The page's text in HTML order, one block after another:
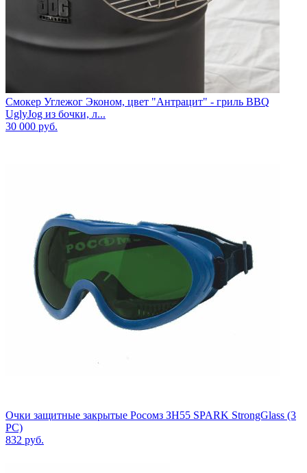
Смокер Углежог Эконом, цвет "Антрацит" - гриль BBQ
UglyJog из бочки, л...
30 000 руб.
Очки защитные закрытые Росомз ЗН55 SPARK StrongGlass (3
PC)
832 руб.